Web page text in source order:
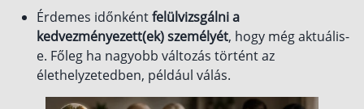
Blog
Rólunk
Kapcsolat
Érdemes időnkéntfelülvizsgálni a
kedvezményezett(ek) személyét, hogy még aktuális-
e. Főleg ha nagyobb változás történt az
élethelyzetedben, például válás.